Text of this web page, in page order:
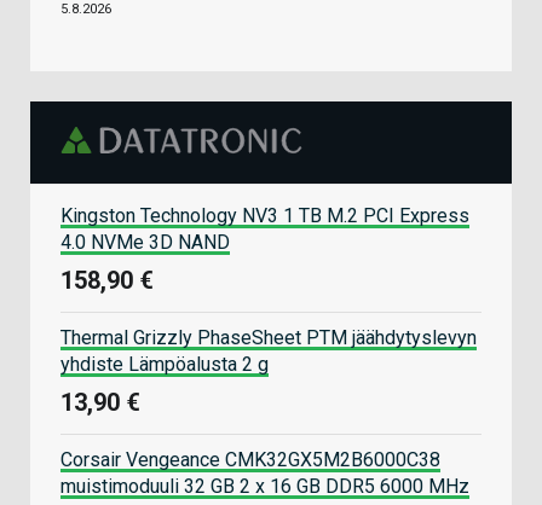
5.8.2026
Kingston Technology NV3 1 TB M.2 PCI Express
4.0 NVMe 3D NAND
158,90 €
Thermal Grizzly PhaseSheet PTM jäähdytyslevyn
yhdiste Lämpöalusta 2 g
13,90 €
Corsair Vengeance CMK32GX5M2B6000C38
muistimoduuli 32 GB 2 x 16 GB DDR5 6000 MHz